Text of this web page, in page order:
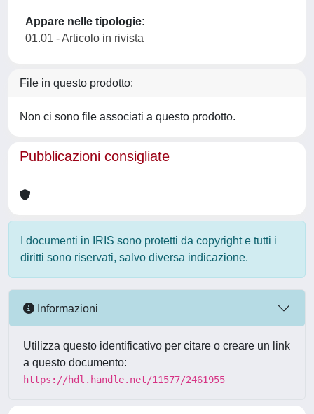
Appare nelle tipologie:
01.01 - Articolo in rivista
File in questo prodotto:
Non ci sono file associati a questo prodotto.
Pubblicazioni consigliate
I documenti in IRIS sono protetti da copyright e tutti i
diritti sono riservati, salvo diversa indicazione.
Informazioni
Utilizza questo identificativo per citare o creare un link
a questo documento:
https://hdl.handle.net/11577/2461955